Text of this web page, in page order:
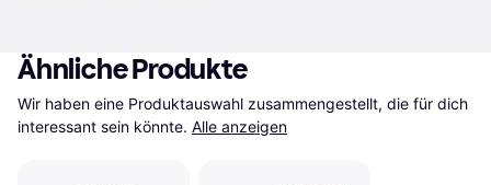
Ähnliche Produkte
Wir haben eine Produktauswahl zusammengestellt, die für dich
interessant sein könnte. Alle anzeigen